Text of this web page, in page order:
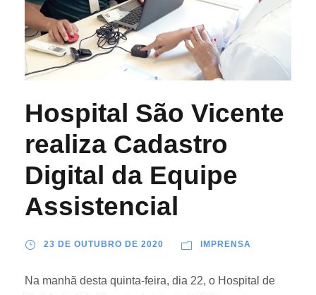
Hospital São Vicente
realiza Cadastro
Digital da Equipe
Assistencial
23 DE OUTUBRO DE 2020 IMPRENSA
Na manhã desta quinta-feira, dia 22, o Hospital de